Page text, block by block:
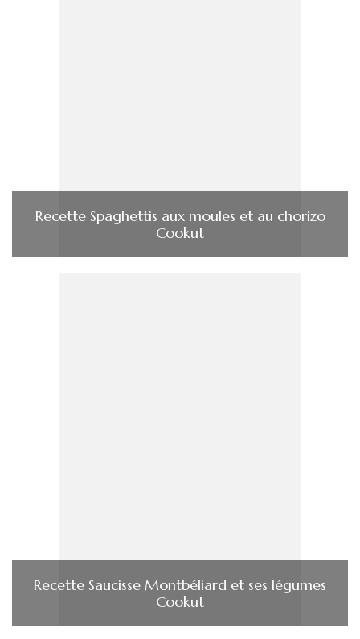
Recette Spaghettis aux moules et au chorizo
Cookut
Recette Saucisse Montbéliard et ses légumes
Cookut